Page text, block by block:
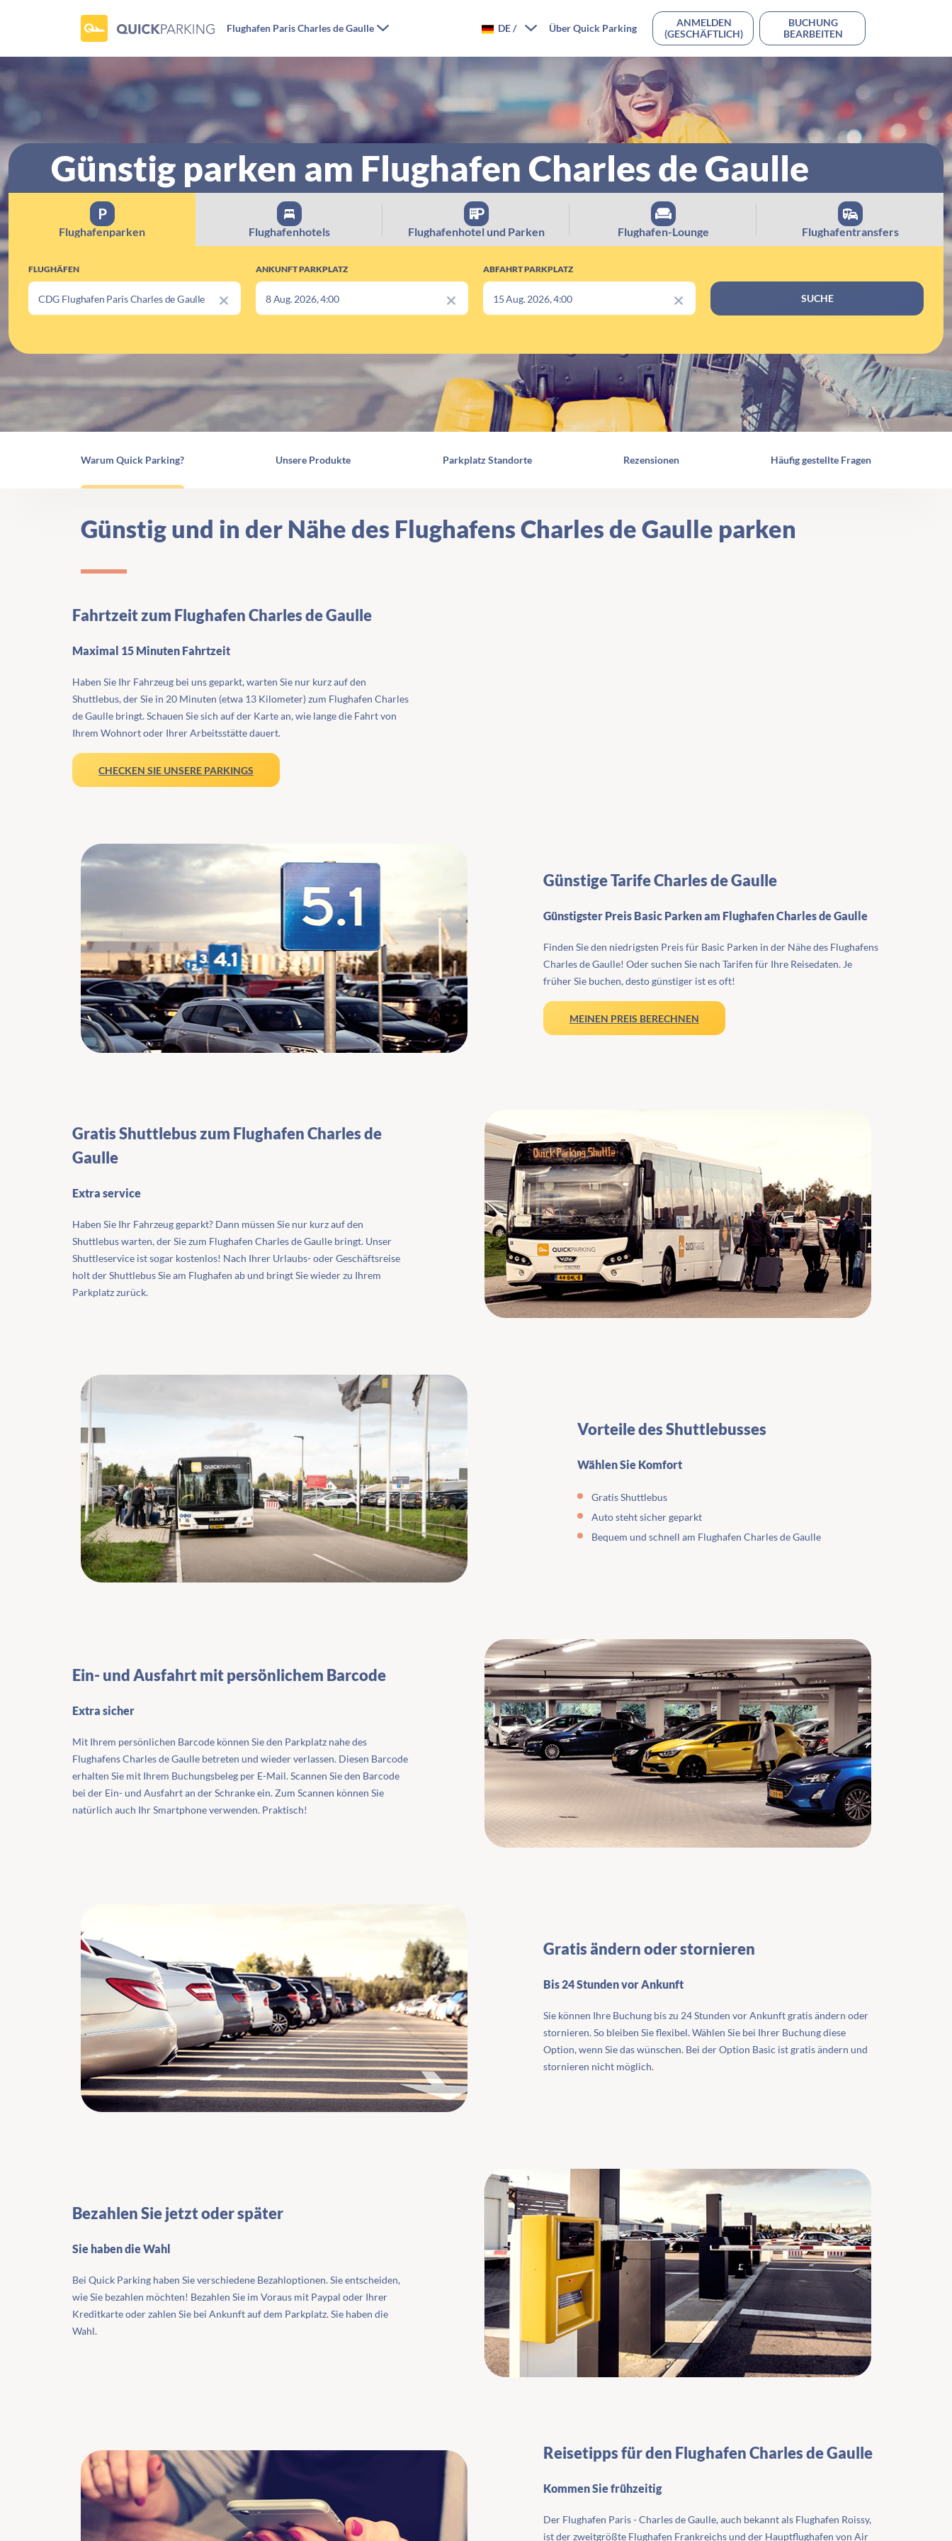
Flughafen Paris Charles de Gaulle DE/ Über Quick Parking
ANMELDEN
(GESCHÄFTLICH)
BUCHUNG
BEARBEITEN
Günstig parken am Flughafen Charles de Gaulle
Flughafenparken Flughafenhotels Flughafenhotel und Parken Flughafen-Lounge Flughafentransfers
FLUGHÄFEN ANKUNFT PARKPLATZ ABFAHRT PARKPLATZ
SUCHE
Warum Quick Parking? Unsere Produkte Parkplatz Standorte Rezensionen Häufig gestellte Fragen
Günstig und in der Nähe des Flughafens Charles de Gaulle parken
Fahrtzeit zum Flughafen Charles de Gaulle
Maximal 15 Minuten Fahrtzeit
Haben Sie Ihr Fahrzeug bei uns geparkt, warten Sie nur kurz auf den
Shuttlebus, der Sie in 20 Minuten (etwa 13 Kilometer) zum Flughafen Charles
de Gaulle bringt. Schauen Sie sich auf der Karte an, wie lange die Fahrt von
Ihrem Wohnort oder Ihrer Arbeitsstätte dauert.
CHECKEN SIE UNSERE PARKINGS
Günstige Tarife Charles de Gaulle
Günstigster Preis Basic Parken am Flughafen Charles de Gaulle
Finden Sie den niedrigsten Preis für Basic Parken in der Nähe des Flughafens
Charles de Gaulle! Oder suchen Sie nach Tarifen für Ihre Reisedaten. Je
früher Sie buchen, desto günstiger ist es oft!
MEINEN PREIS BERECHNEN
Gratis Shuttlebus zum Flughafen Charles de
Gaulle
Extra service
Haben Sie Ihr Fahrzeug geparkt? Dann müssen Sie nur kurz auf den
Shuttlebus warten, der Sie zum Flughafen Charles de Gaulle bringt. Unser
Shuttleservice ist sogar kostenlos! Nach Ihrer Urlaubs- oder Geschäftsreise
holt der Shuttlebus Sie am Flughafen ab und bringt Sie wieder zu Ihrem
Parkplatz zurück.
Vorteile des Shuttlebusses
Wählen Sie Komfort
Gratis Shuttlebus
Auto steht sicher geparkt
Bequem und schnell am Flughafen Charles de Gaulle
Ein- und Ausfahrt mit persönlichem Barcode
Extra sicher
Mit Ihrem persönlichen Barcode können Sie den Parkplatz nahe des
Flughafens Charles de Gaulle betreten und wieder verlassen. Diesen Barcode
erhalten Sie mit Ihrem Buchungsbeleg per E-Mail. Scannen Sie den Barcode
bei der Ein- und Ausfahrt an der Schranke ein. Zum Scannen können Sie
natürlich auch Ihr Smartphone verwenden. Praktisch!
Gratis ändern oder stornieren
Bis 24 Stunden vor Ankunft
Sie können Ihre Buchung bis zu 24 Stunden vor Ankunft gratis ändern oder
stornieren. So bleiben Sie flexibel. Wählen Sie bei Ihrer Buchung diese
Option, wenn Sie das wünschen. Bei der Option Basic ist gratis ändern und
stornieren nicht möglich.
Bezahlen Sie jetzt oder später
Sie haben die Wahl
Bei Quick Parking haben Sie verschiedene Bezahloptionen. Sie entscheiden,
wie Sie bezahlen möchten! Bezahlen Sie im Voraus mit Paypal oder Ihrer
Kreditkarte oder zahlen Sie bei Ankunft auf dem Parkplatz. Sie haben die
Wahl.
Reisetipps für den Flughafen Charles de Gaulle
Kommen Sie frühzeitig
Der Flughafen Paris - Charles de Gaulle, auch bekannt als Flughafen Roissy,
ist der zweitgrößte Flughafen Frankreichs und der Hauptflughafen von Air